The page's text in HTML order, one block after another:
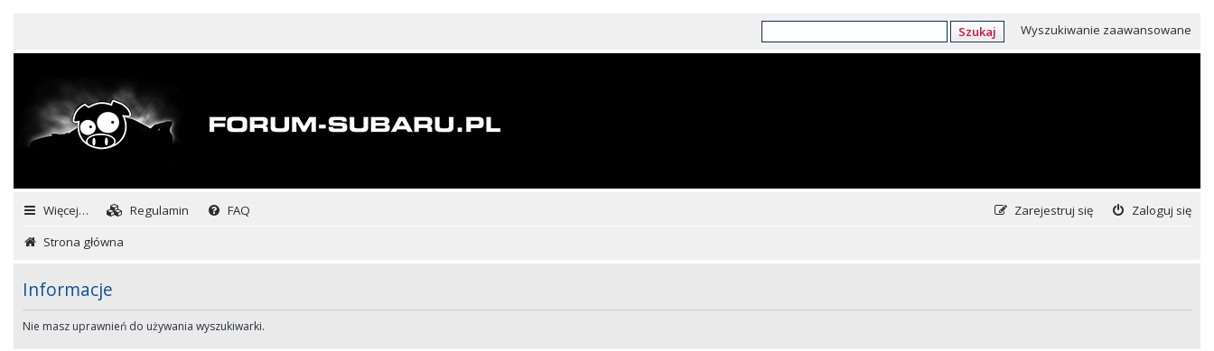
Szukaj Wyszukiwanie zaawansowane
Więcej… Regulamin FAQ Zaloguj się
Zarejestruj się
Strona główna
Informacje
Nie masz uprawnień do używania wyszukiwarki.